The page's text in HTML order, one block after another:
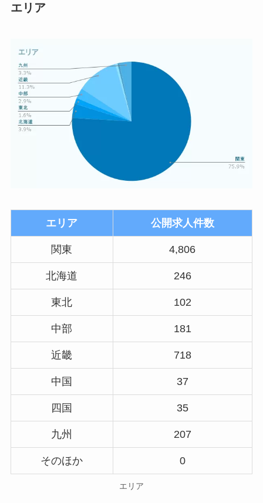
エリア
エリア 公開求人件数
関東 4,806
北海道 246
東北 102
中部 181
近畿 718
中国 37
四国 35
九州 207
そのほか 0
エリア